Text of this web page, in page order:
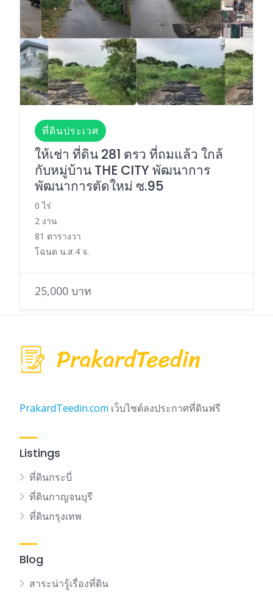
ที่ดินประเวศ
ให้เช่า ที่ดิน 281 ตรว ที่ถมแล้ว ใกล้
กับหมู่บ้าน THE CITY พัฒนาการ
พัฒนาการตัดใหม่ ซ.95
0 ไร่
2 งาน
81 ตารางวา
โฉนด น.ส.4 จ.
25,000 บาท
PrakardTeedin.com เว็บไซต์ลงประกาศที่ดินฟรี
Listings
ที่ดินกระบี่
ที่ดินกาญจนบุรี
ที่ดินกรุงเทพ
Blog
สาระน่ารู้เรื่องที่ดิน